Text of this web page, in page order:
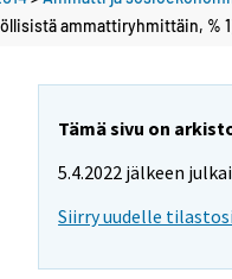
ammattiryhmittäin, %
Tämä sivu on
5.4.2022 jälkeen
Siirry uudelle